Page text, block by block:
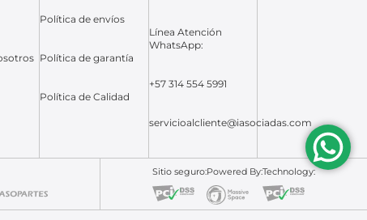
Política de envíos
Política de garantía
Política de Calidad
Línea Atención
WhatsApp:
+57 314 554 5991
servicioalcliente@iasociadas.com
Sitio seguro:Powered By:Technology: